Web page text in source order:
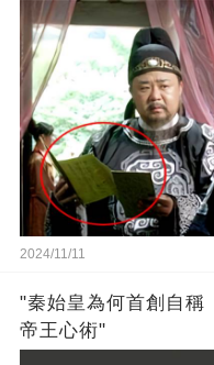
2024/11/11
"秦始皇為何首創自稱
帝王心術"